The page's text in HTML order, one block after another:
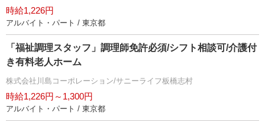
時給1,226円
アルバイト・パート / 東京都
「福祉調理スタッフ」調理師免許必須/シフト相談可/介護付
き有料老人ホーム
株式会社川島コーポレーション/サニーライフ板橋志村
時給1,226円～1,300円
アルバイト・パート / 東京都